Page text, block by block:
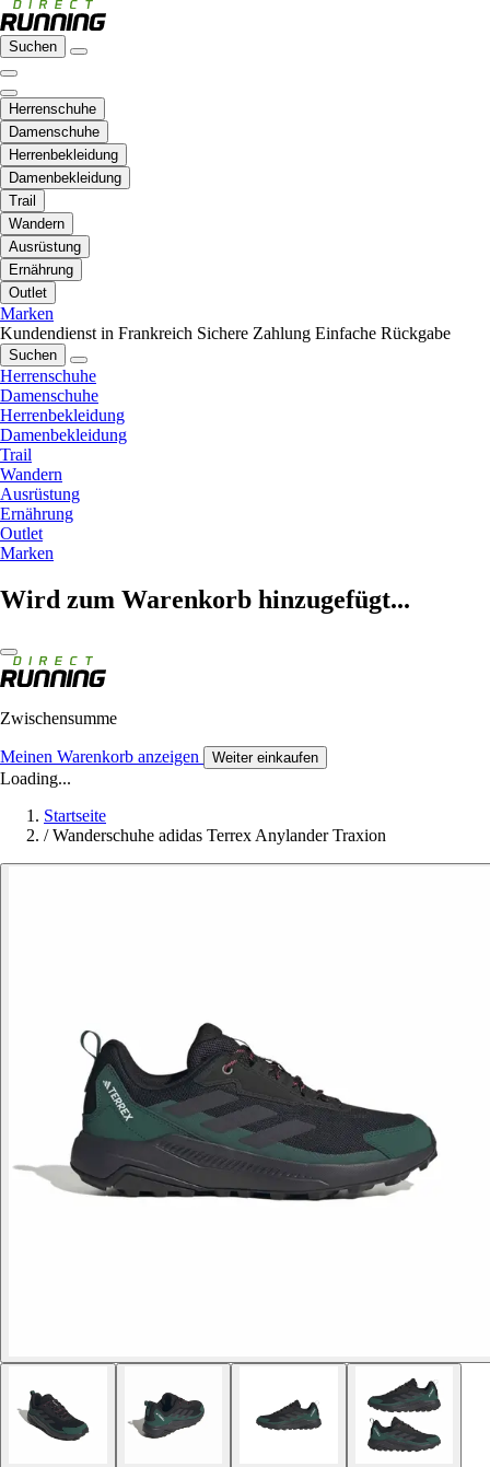
Suchen
Herrenschuhe
Damenschuhe
Herrenbekleidung
Damenbekleidung
Trail
Wandern
Ausrüstung
Ernährung
Outlet
Marken
Kundendienst in Frankreich Sichere Zahlung Einfache Rückgabe
Suchen
Herrenschuhe
Damenschuhe
Herrenbekleidung
Damenbekleidung
Trail
Wandern
Ausrüstung
Ernährung
Outlet
Marken
Wird zum Warenkorb hinzugefügt...
Zwischensumme
Meinen Warenkorb anzeigen Weiter einkaufen
Loading...
Startseite
/ Wanderschuhe adidas Terrex Anylander Traxion